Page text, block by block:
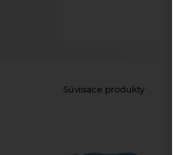
Súvisiace produkty